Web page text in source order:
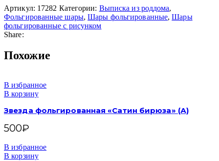
Артикул: 17282 Категории: Выписка из роддома,
Фольгированные шары, Шары фольгированные, Шары
фольгированные с рисунком
Share:
Похожие
В избранное
В корзину
Звезда фольгированная «Сатин бирюза» (А)
500₽
В избранное
В корзину